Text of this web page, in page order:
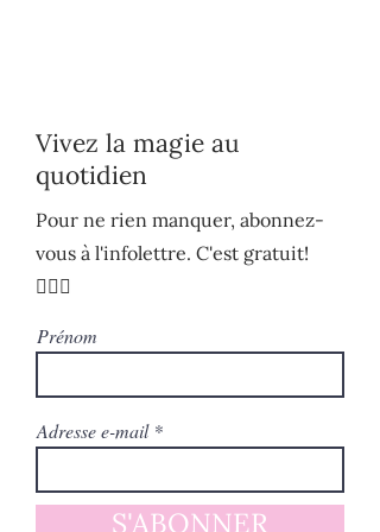
Vivez la magie au
quotidien
Pour ne rien manquer, abonnez-
vous à l'infolettre. C'est gratuit!
🧚🏻‍♀️
Prénom
Adresse e-mail
S'ABONNER